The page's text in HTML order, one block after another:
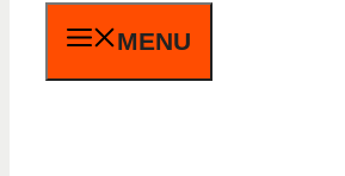
MENU